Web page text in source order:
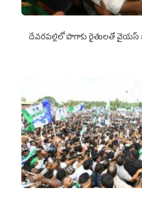
దేవరపల్లిలో పొగాకు రైతులతో